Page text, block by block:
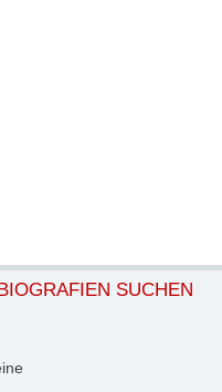
SUCHEN